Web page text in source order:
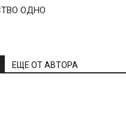
ОДНО
ЕЩЕ ОТ АВТОРА